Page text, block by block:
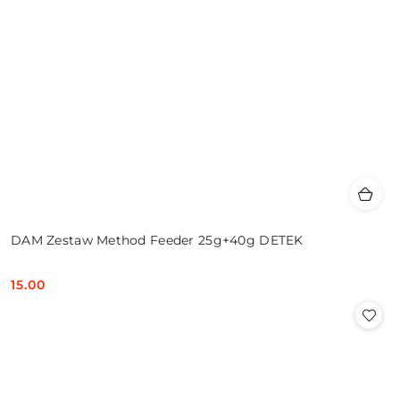
DAM Zestaw Method Feeder 25g+40g DETEK
Cena:
15.00